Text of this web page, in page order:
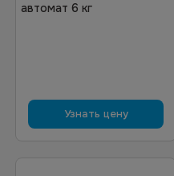
автомат 6 кг
Узнать цену